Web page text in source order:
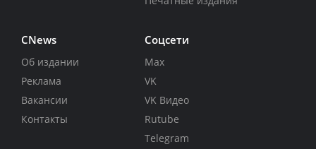
CNews
Об издании
Реклама
Вакансии
Контакты
Соцсети
Max
VK
VK Видео
Rutube
Telegram